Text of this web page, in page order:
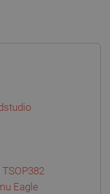
Eagle
Targetowanie
korzystanie z
takich
kontem.
można